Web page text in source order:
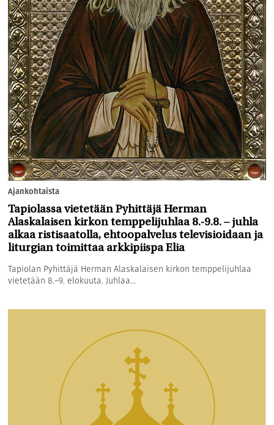
Ajankohtaista
Tapiolassa vietetään Pyhittäjä Herman
Alaskalaisen kirkon temppelijuhlaa 8.-9.8. – juhla
alkaa ristisaatolla, ehtoopalvelus televisioidaan ja
liturgian toimittaa arkkipiispa Elia
Tapiolan Pyhittäjä Herman Alaskalaisen kirkon temppelijuhlaa
vietetään 8.–9. elokuuta. Juhlaa...